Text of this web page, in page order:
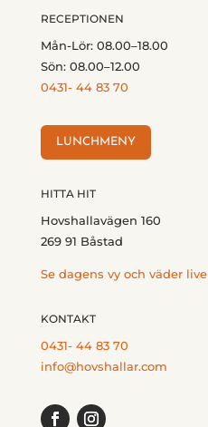
RECEPTIONEN
Mån-Lör: 08.00–18.00
Sön: 08.00–12.00
0431- 44 83 70
LUNCHMENY
HITTA HIT
Hovshallavägen 160
269 91 Båstad
Se dagens vy och väder live
KONTAKT
0431- 44 83 70
info@hovshallar.com